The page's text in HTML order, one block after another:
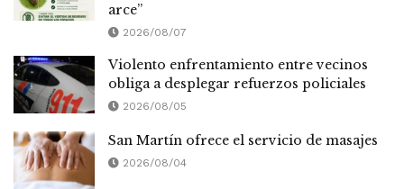
arce”
2026/08/07
Violento enfrentamiento entre vecinos
obliga a desplegar refuerzos policiales
2026/08/05
San Martín ofrece el servicio de masajes
2026/08/04